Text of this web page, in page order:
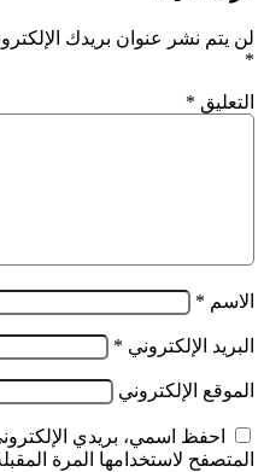
لن يتم نشر عنوان بريدك
*
التعليق *
الاسم *
البريد الإلكتروني *
الموقع الإلكتروني
احفظ اسمي، بريدي
المتصفح لاستخدامها المرة